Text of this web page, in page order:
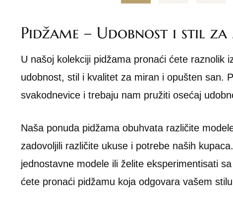
Pidžame – Udobnost i stil
U našoj kolekciji pidžama pronaći ćete raznolik
udobnost, stil i kvalitet za miran i opušten san.
svakodnevice i trebaju nam pružiti osećaj
Naša ponuda pidžama obuhvata različite
zadovoljili različite ukuse i potrebe naših
jednostavne modele ili želite eksperimentisati
ćete pronaći pidžamu koja odgovara vašem